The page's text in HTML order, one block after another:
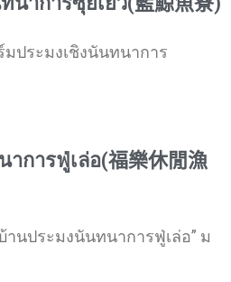
มประมงเชิงนันทนาการ
การฟู่เล่อ(福樂休閒漁
านประมงนันทนาการฟู่เล่อ” ม